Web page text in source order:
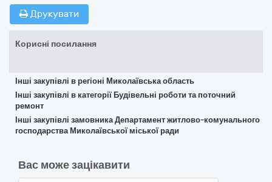
Друкувати
Корисні посилання
Інші закупівлі в регіоні Миколаївська область
Інші закупівлі в категорії Будівельні роботи та поточний
ремонт
Інші закупівлі замовника Департамент житлово-комунального
господарства Миколаївської міської ради
Вас може зацікавити